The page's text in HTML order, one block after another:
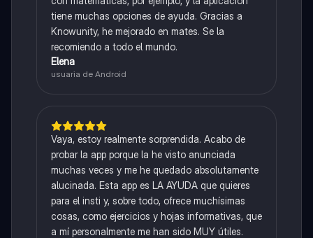
tiene muchas opciones de ayuda. Gracias a
Knowunity, he mejorado en mates. Se la
recomiendo a todo el mundo.
Elena
usuaria de Android
Vaya, estoy realmente sorprendida. Acabo de
probar la app porque la he visto anunciada
muchas veces y me he quedado absolutamente
alucinada. Esta app es LA AYUDA que quieres
para el insti y, sobre todo, ofrece muchísimas
cosas, como ejercicios y hojas informativas, que
a mí personalmente me han sido MUY útiles.